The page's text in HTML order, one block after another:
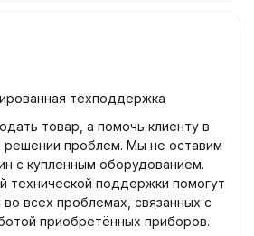
техподдержка
товар, а помочь клиенту в
решении проблем. Мы не оставим
с купленным оборудованием.
технической поддержки помогут
всех проблемах, связанных с
приобретённых приборов.